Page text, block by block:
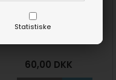
Statistiske
Hang On vægkurv mønster -
60,00 DKK